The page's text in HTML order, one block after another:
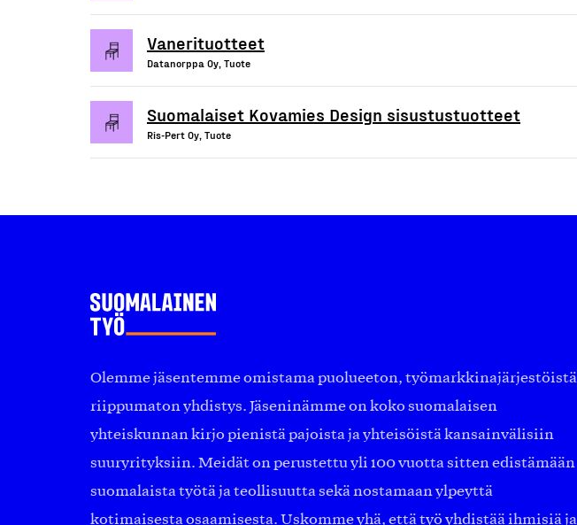
Vanerituotteet
Datanorppa Oy, Tuote
Suomalaiset Kovamies Design sisustustuotteet
Ris-Pert Oy, Tuote
Olemme jäsentemme omistama puolueeton, työmarkkinajärjestöistä
riippumaton yhdistys. Jäseninämme on koko suomalaisen
yhteiskunnan kirjo pienistä pajoista ja yhteisöistä kansainvälisiin
suuryrityksiin. Meidät on perustettu yli 100 vuotta sitten edistämään
suomalaista työtä ja teollisuutta sekä nostamaan ylpeyttä
kotimaisesta osaamisesta. Uskomme yhä, että työ yhdistää ihmisiä ja